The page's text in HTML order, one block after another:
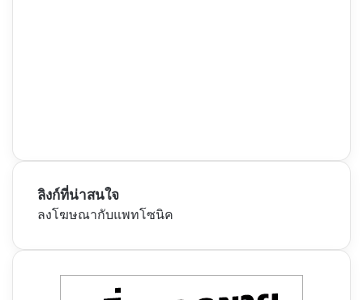
ลิงก์ที่น่าสนใจ
ลงโฆษณากับแพทโซนิค